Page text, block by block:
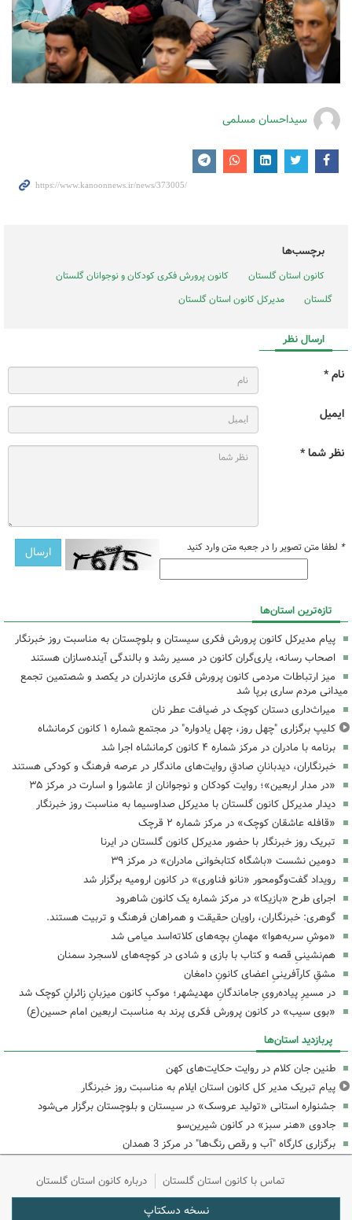
سیداحسان مسلمی
برچسب‌ها
کانون استان گلستان
کانون پرورش فکری کودکان و نوجوانان گلستان
گلستان
مدیرکل کانون استان گلستان
ارسال نظر
نام *
ایمیل
نظر شما *
* لطفا متن تصویر را در جعبه متن وارد کنید
تازه‌ترین استان‌ها
پیام مدیرکل کانون پرورش فکری سیستان و بلوچستان به مناسبت روز خبرنگار
اصحاب رسانه، یاری‌گران کانون در مسیر رشد و بالندگی آینده‌سازان هستند
میز ارتباطات مردمی کانون پرورش فکری مازندران در یکصد و شصتمین تجمع
میدانی مردم ساری برپا شد
میراث‌داری دستان کوچک در ضیافت عطر نان
کلیپ برگزاری "چهل روز، چهل یادواره" در مجتمع شماره ۱ کانون کرمانشاه
برنامه با مادران در مرکز شماره ۴ کانون کرمانشاه اجرا شد
خبرنگاران، دیدبانانِ صادقِ روایت‌های ماندگار در عرصه فرهنگ و کودکی هستند
«در مدار اربعین»؛ روایت کودکان و نوجوانان از عاشورا و اسارت در مرکز ۳۵
دیدار مدیرکل کانون گلستان با مدیرکل صداوسیما به مناسبت روز خبرنگار
«قافله عاشقان کوچک» در مرکز شماره ۲ قرچک
تبریک روز خبرنگار با حضور مدیرکل کانون گلستان در ایرنا
دومین نشست «باشگاه کتابخوانی مادران» در مرکز ۳۹
رویداد گفت‌وگومحور «نانو فناوری» در کانون ارومیه برگزار شد
اجرای طرح «بازیکا» در مرکز شماره یک کانون شاهرود
گوهری: خبرنگاران، راویان حقیقت و همراهان فرهنگ و تربیت هستند.
«موشِ سربه‌هوا» مهمانِ بچه‌های کلاته‌اسد میامی شد
هم‌نشینیِ قصه و کتاب با بازی و شادی در کوچه‌های لاسجرد سمنان
مشقِ کارآفرینیِ اعضای کانونِ دامغان
در مسیرِ پیاده‌رویِ جاماندگانِ مهدیشهر؛ موکبِ کانون میزبانِ زائرانِ کوچک شد
«بوی سیب» در کانون پرورش فکری پرند به مناسبت اربعین امام حسین(ع)
پربازدید استان‌ها
طنین جان کلام در روایت حکایت‌های کهن
پیام تبریک مدیر کل کانون استان ایلام به مناسبت روز خبرنگار
جشنواره استانی «تولید عروسک» در سیستان و بلوچستان برگزار می‌شود
جادوی «هنر سبز» در کانون شیرین‌سو
برگزاری کارگاه "آب و رقص رنگ‌ها" در مرکز 3 همدان
تماس با کانون استان گلستان درباره کانون استان گلستان
نسخه دسکتاپ